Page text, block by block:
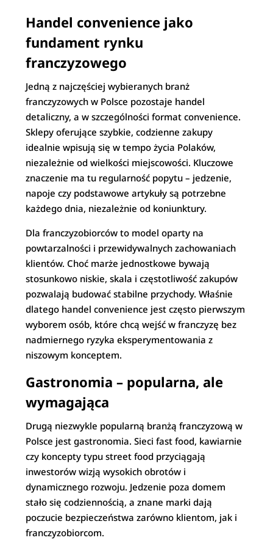
Handel convenience jako
fundament rynku
franczyzowego
Jedną z najczęściej wybieranych branż
franczyzowych w Polsce pozostaje handel
detaliczny, a w szczególności format convenience.
Sklepy oferujące szybkie, codzienne zakupy
idealnie wpisują się w tempo życia Polaków,
niezależnie od wielkości miejscowości. Kluczowe
znaczenie ma tu regularność popytu – jedzenie,
napoje czy podstawowe artykuły są potrzebne
każdego dnia, niezależnie od koniunktury.
Dla franczyzobiorców to model oparty na
powtarzalności i przewidywalnych zachowaniach
klientów. Choć marże jednostkowe bywają
stosunkowo niskie, skala i częstotliwość zakupów
pozwalają budować stabilne przychody. Właśnie
dlatego handel convenience jest często pierwszym
wyborem osób, które chcą wejść w franczyzę bez
nadmiernego ryzyka eksperymentowania z
niszowym konceptem.
Gastronomia – popularna, ale
wymagająca
Drugą niezwykle popularną branżą franczyzową w
Polsce jest gastronomia. Sieci fast food, kawiarnie
czy koncepty typu street food przyciągają
inwestorów wizją wysokich obrotów i
dynamicznego rozwoju. Jedzenie poza domem
stało się codziennością, a znane marki dają
poczucie bezpieczeństwa zarówno klientom, jak i
franczyzobiorcom.